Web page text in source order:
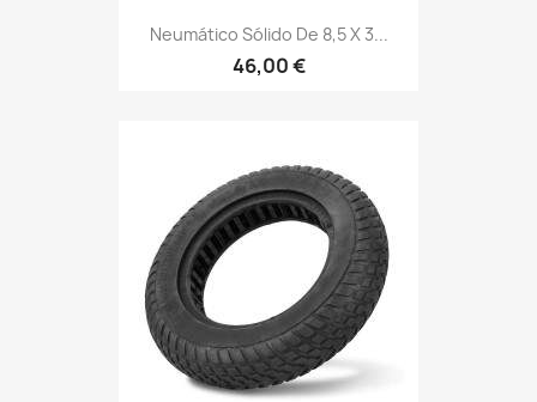
Neumático Sólido De 8,5 X 3...
46,00 €